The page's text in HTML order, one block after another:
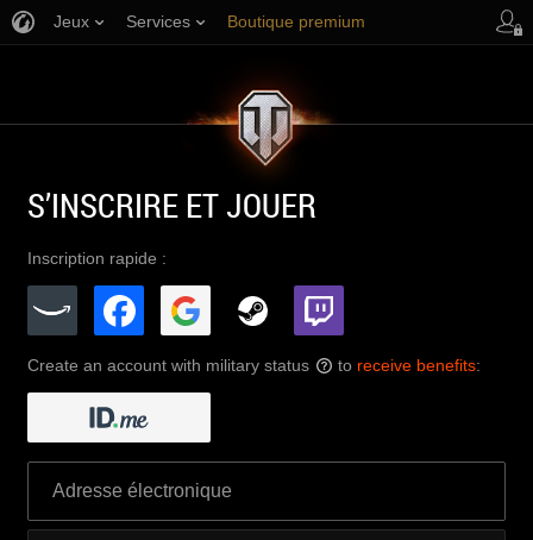
Jeux Services Boutique premium
S’INSCRIRE ET JOUER
Inscription rapide :
Create an account with military status ? to receive benefits: